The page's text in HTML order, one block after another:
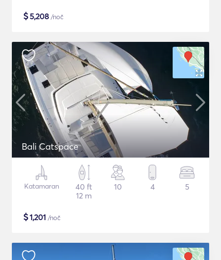
$5,208 /noč
Bali Catspace
Katamaran
40 ft
12 m
10 4 5
$1,201 /noč